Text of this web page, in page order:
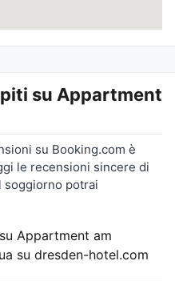
su Appartment
su Booking.com è
le recensioni sincere di
soggiorno potrai
Appartment am
su dresden-hotel.com